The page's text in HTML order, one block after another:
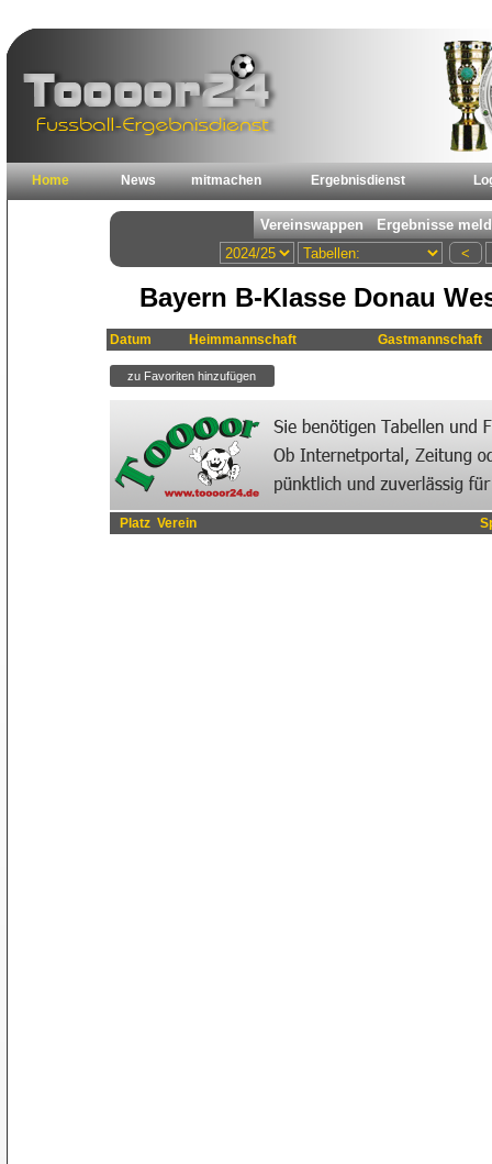
Home News mitmachen Ergebnisdienst
Bayern B-Klasse Donau
Datum Heimmannschaft Gastmannschaft
Platz Verein